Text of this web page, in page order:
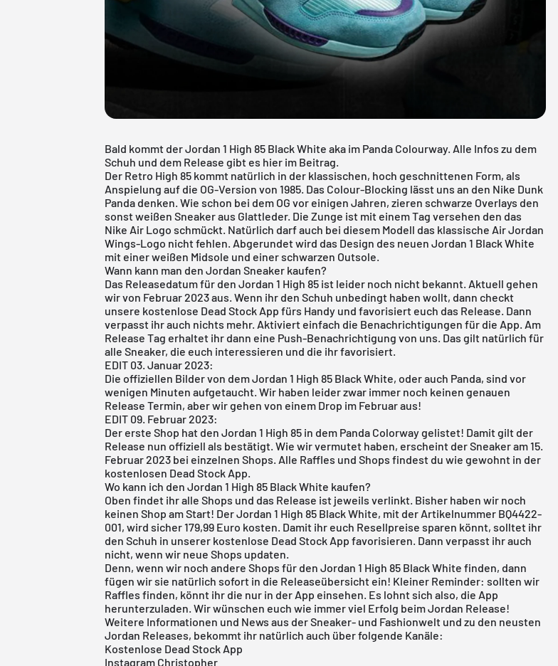
Bald kommt der Jordan 1 High 85 Black White aka im Panda Colourway. Alle Infos zu dem
Schuh und dem Release gibt es hier im Beitrag.
Der Retro High 85 kommt natürlich in der klassischen, hoch geschnittenen Form, als
Anspielung auf die OG-Version von 1985. Das Colour-Blocking lässt uns an den Nike Dunk
Panda denken. Wie schon bei dem OG vor einigen Jahren, zieren schwarze Overlays den
sonst weißen Sneaker aus Glattleder. Die Zunge ist mit einem Tag versehen den das
Nike Air Logo schmückt. Natürlich darf auch bei diesem Modell das klassische Air Jordan
Wings-Logo nicht fehlen. Abgerundet wird das Design des neuen Jordan 1 Black White
mit einer weißen Midsole und einer schwarzen Outsole.
Wann kann man den Jordan Sneaker kaufen?
Das Releasedatum für den Jordan 1 High 85 ist leider noch nicht bekannt. Aktuell gehen
wir von Februar 2023 aus. Wenn ihr den Schuh unbedingt haben wollt, dann checkt
unsere kostenlose Dead Stock App fürs Handy und favorisiert euch das Release. Dann
verpasst ihr auch nichts mehr. Aktiviert einfach die Benachrichtigungen für die App. Am
Release Tag erhaltet ihr dann eine Push-Benachrichtigung von uns. Das gilt natürlich für
alle Sneaker, die euch interessieren und die ihr favorisiert.
EDIT 03. Januar 2023:
Die offiziellen Bilder von dem Jordan 1 High 85 Black White, oder auch Panda, sind vor
wenigen Minuten aufgetaucht. Wir haben leider zwar immer noch keinen genauen
Release Termin, aber wir gehen von einem Drop im Februar aus!
EDIT 09. Februar 2023:
Der erste Shop hat den Jordan 1 High 85 in dem Panda Colorway gelistet! Damit gilt der
Release nun offiziell als bestätigt. Wie wir vermutet haben, erscheint der Sneaker am 15.
Februar 2023 bei einzelnen Shops. Alle Raffles und Shops findest du wie gewohnt in der
kostenlosen Dead Stock App
Wo kann ich den Jordan 1 High 85 Black White kaufen?
Oben findet ihr alle Shops und das Release ist jeweils verlinkt. Bisher haben wir noch
keinen Shop am Start! Der Jordan 1 High 85 Black White, mit der Artikelnummer BQ4422-
001, wird sicher 179,99 Euro kosten. Damit ihr euch Resellpreise sparen könnt, solltet ihr
den Schuh in unserer kostenlose Dead Stock App favorisieren. Dann verpasst ihr auch
nicht, wenn wir neue Shops updaten.
Denn, wenn wir noch andere Shops für den Jordan 1 High 85 Black White finden, dann
fügen wir sie natürlich sofort in die Releaseübersicht ein! Kleiner Reminder: sollten wir
Raffles finden, könnt ihr die nur in der App einsehen. Es lohnt sich also, die App
herunterzuladen. Wir wünschen euch wie immer viel Erfolg beim Jordan Release!
Weitere Informationen und News aus der Sneaker- und Fashionwelt und zu den neusten
Jordan Releases, bekommt ihr natürlich auch über folgende Kanäle:
Kostenlose Dead Stock App
Instagram Christopher